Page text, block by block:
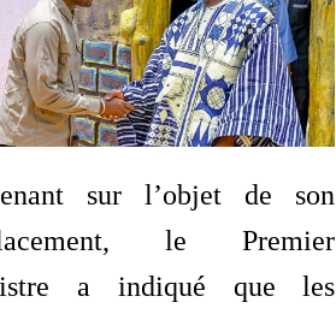
sur l’objet de son
le Premier
a indiqué que les